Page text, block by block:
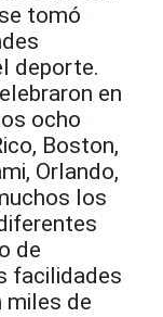
tomó
deporte.
en
ocho
Boston,
Orlando,
los
de
facilidades
miles de